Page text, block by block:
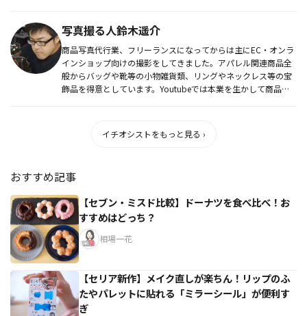
写真撮る人鈴木遥介
商品写真代行業、フリーランスになってからは主にEC・オンラ
インショップ向けの撮影をしてきました。アパレル関連商品全
般からバッグや靴等の小物雑貨類、リングやネックレス等の宝
飾品を得意としています。Youtubeでは本業を生かして商品撮
イチオシストをもっと見る ›
おすすめ記事
【セブン・ミスド比較】ドーナツを食べ比べ！お
すすめはどっち？
相場一花
【セリア新作】メイク直しが楽ちん！リップのふ
たやパレットに貼れる「ミラーシール」が便利す
ぎ